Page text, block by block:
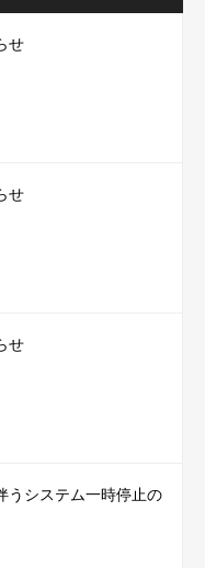
せ
せ
せ
うシステム一時停止の